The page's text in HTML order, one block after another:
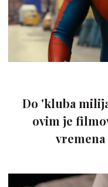
Do 'kluba
ovim je
vremena